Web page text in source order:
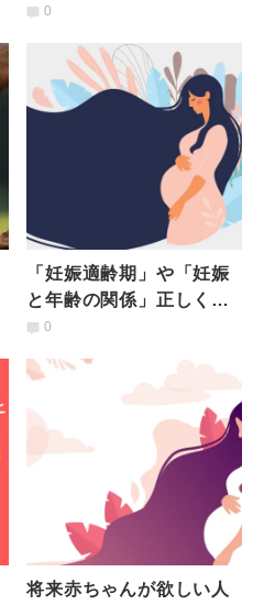
妊・不育治療の病院選び
0
「妊娠適齢期」や「妊娠
と年齢の関係」正しく知
っていますか？【不妊治
0
将来赤ちゃんが欲しい人